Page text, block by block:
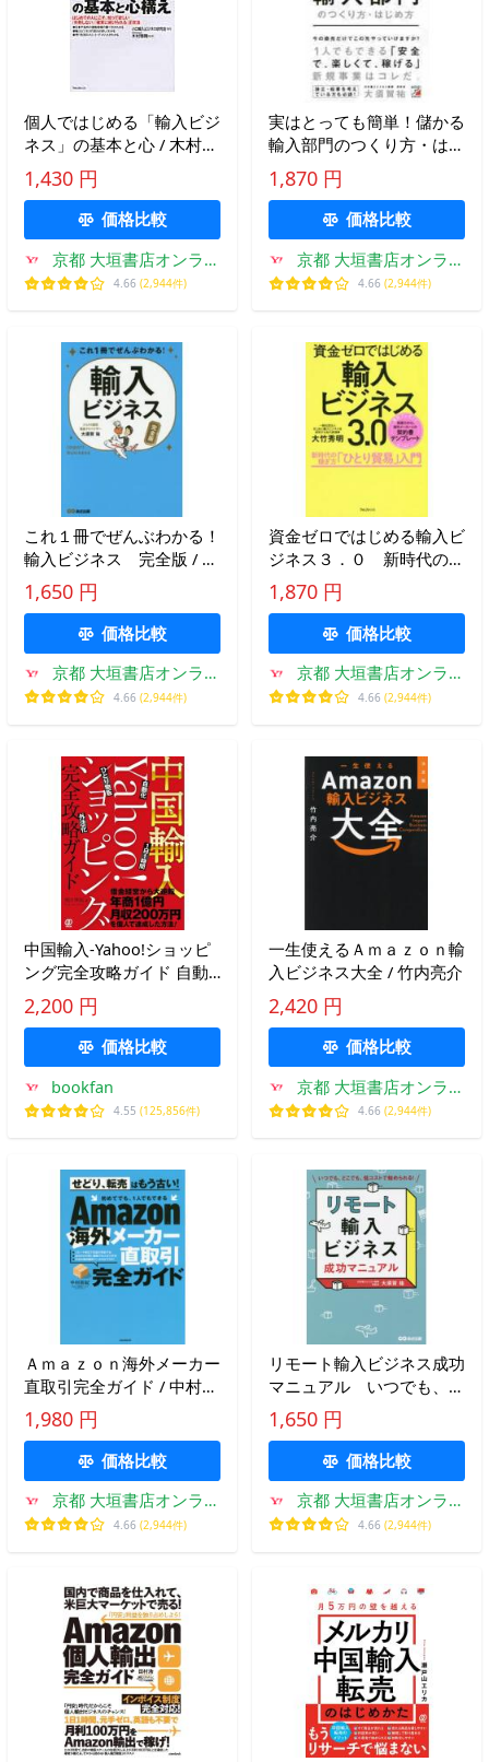
個人ではじめる「輸入ビジ
ネス」の基本と心 / 木村
雅晴 監修
1,430 円
価格比較
京都 大垣書店オンライ
ン
4.66 (2,944件)
実はとっても簡単！儲かる
輸入部門のつくり方・はじ
め方 / 大須賀 祐 著
1,870 円
価格比較
京都 大垣書店オンライ
ン
4.66 (2,944件)
これ１冊でぜんぶわかる！
輸入ビジネス 完全版 / 大
須賀 祐 著
1,650 円
価格比較
京都 大垣書店オンライ
ン
4.66 (2,944件)
資金ゼロではじめる輸入ビ
ジネス３．０ 新時代の稼
ぎ方「ひとり貿易」入門 /
大竹秀明
1,870 円
価格比較
京都 大垣書店オンライ
ン
4.66 (2,944件)
中国輸入-Yahoo!ショッピ
ング完全攻略ガイド 自動
化 1日1時間 ひとり物販 外
注化/奥田準祐
2,200 円
価格比較
bookfan
4.55 (125,856件)
一生使えるＡｍａｚｏｎ輸
入ビジネス大全 / 竹内亮介
2,420 円
価格比較
京都 大垣書店オンライ
ン
4.66 (2,944件)
Ａｍａｚｏｎ海外メーカー
直取引完全ガイド / 中村
裕紀 著
1,980 円
価格比較
京都 大垣書店オンライ
ン
4.66 (2,944件)
リモート輸入ビジネス成功
マニュアル いつでも、ど
こでも、低コストで始めら
れる！ / 大須賀 祐 著
1,650 円
価格比較
京都 大垣書店オンライ
ン
4.66 (2,944件)